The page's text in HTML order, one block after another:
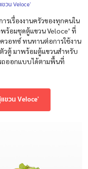
วน Veloce’
รเรื่องงานครัวของทุกคนใน
พร้อมชุดตู้แขวน Veloce’ ที่
วอทซ์ ทนทานต่อการใช้งาน
วตู้ มาพร้อมตู้แขวนสำหรับ
รถออกแบบได้ตามพื้นที่
ขวน Veloce'